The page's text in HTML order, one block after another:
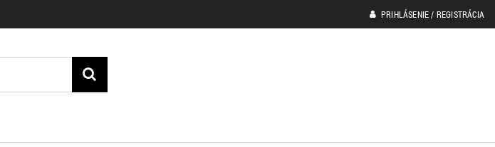
PRIHLÁSENIE / REGISTRÁCIA